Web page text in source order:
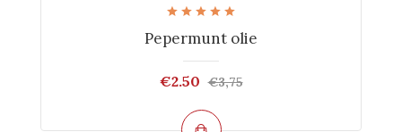
Pepermunt olie
€2.50 €3,75